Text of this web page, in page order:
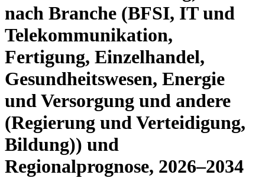
nach Branche (BFSI, IT und
Telekommunikation,
Fertigung, Einzelhandel,
Gesundheitswesen, Energie
und Versorgung und andere
(Regierung und Verteidigung,
Bildung)) und
Regionalprognose, 2026–2034